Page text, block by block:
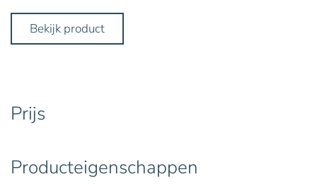
Bekijk product
Prijs
Producteigenschappen